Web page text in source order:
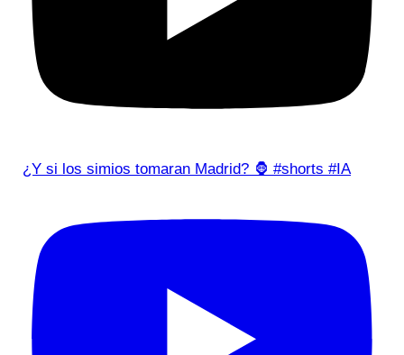
¿Y si los simios tomaran Madrid? 🦍 #shorts #IA